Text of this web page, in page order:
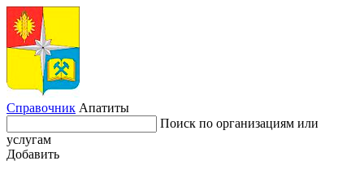
Справочник Апатиты
Поиск по организациям или
услугам
Добавить